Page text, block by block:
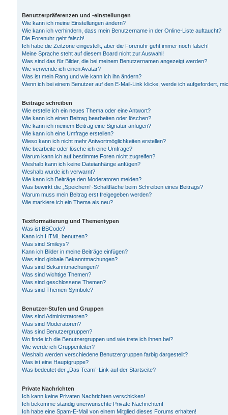
Benutzerpräferenzen und -einstellungen
Wie kann ich meine Einstellungen ändern?
Wie kann ich verhindern, dass mein Benutzername in der Online-Liste auftaucht?
Die Forenuhr geht falsch!
Ich habe die Zeitzone eingestellt, aber die Forenuhr geht immer noch falsch!
Meine Sprache steht auf diesem Board nicht zur Auswahl!
Was sind das für Bilder, die bei meinem Benutzernamen angezeigt werden?
Wie verwende ich einen Avatar?
Was ist mein Rang und wie kann ich ihn ändern?
Wenn ich bei einem Benutzer auf den E-Mail-Link klicke, werde ich aufgefordert,
Beiträge schreiben
Wie erstelle ich ein neues Thema oder eine Antwort?
Wie kann ich einen Beitrag bearbeiten oder löschen?
Wie kann ich meinem Beitrag eine Signatur anfügen?
Wie kann ich eine Umfrage erstellen?
Wieso kann ich nicht mehr Antwortmöglichkeiten erstellen?
Wie bearbeite oder lösche ich eine Umfrage?
Warum kann ich auf bestimmte Foren nicht zugreifen?
Weshalb kann ich keine Dateianhänge anfügen?
Weshalb wurde ich verwarnt?
Wie kann ich Beiträge den Moderatoren melden?
Was bewirkt die „Speichern“-Schaltfläche beim Schreiben eines Beitrags?
Warum muss mein Beitrag erst freigegeben werden?
Wie markiere ich ein Thema als neu?
Textformatierung und Thementypen
Was ist BBCode?
Kann ich HTML benutzen?
Was sind Smileys?
Kann ich Bilder in meine Beiträge einfügen?
Was sind globale Bekanntmachungen?
Was sind Bekanntmachungen?
Was sind wichtige Themen?
Was sind geschlossene Themen?
Was sind Themen-Symbole?
Benutzer-Stufen und Gruppen
Was sind Administratoren?
Was sind Moderatoren?
Was sind Benutzergruppen?
Wo finde ich die Benutzergruppen und wie trete ich ihnen bei?
Wie werde ich Gruppenleiter?
Weshalb werden verschiedene Benutzergruppen farbig dargestellt?
Was ist eine Hauptgruppe?
Was bedeutet der „Das Team“-Link auf der Startseite?
Private Nachrichten
Ich kann keine Privaten Nachrichten verschicken!
Ich bekomme ständig unerwünschte Private Nachrichten!
Ich habe eine Spam-E-Mail von einem Mitglied dieses Forums erhalten!